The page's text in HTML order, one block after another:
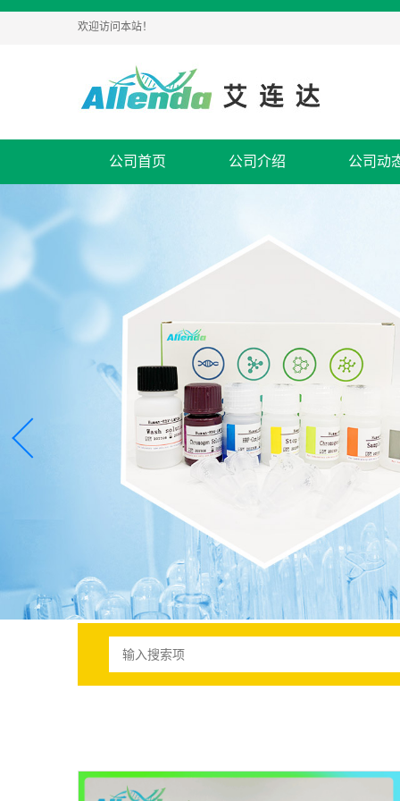
欢迎访问本站！
公司首页 公司介绍 公司动